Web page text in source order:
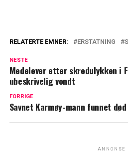
RELATERTE EMNER: ERSTATNING
NESTE
Medelever etter skredulykken i
ubeskrivelig vondt
FORRIGE
Savnet Karmøy-mann funnet
ANNONSE